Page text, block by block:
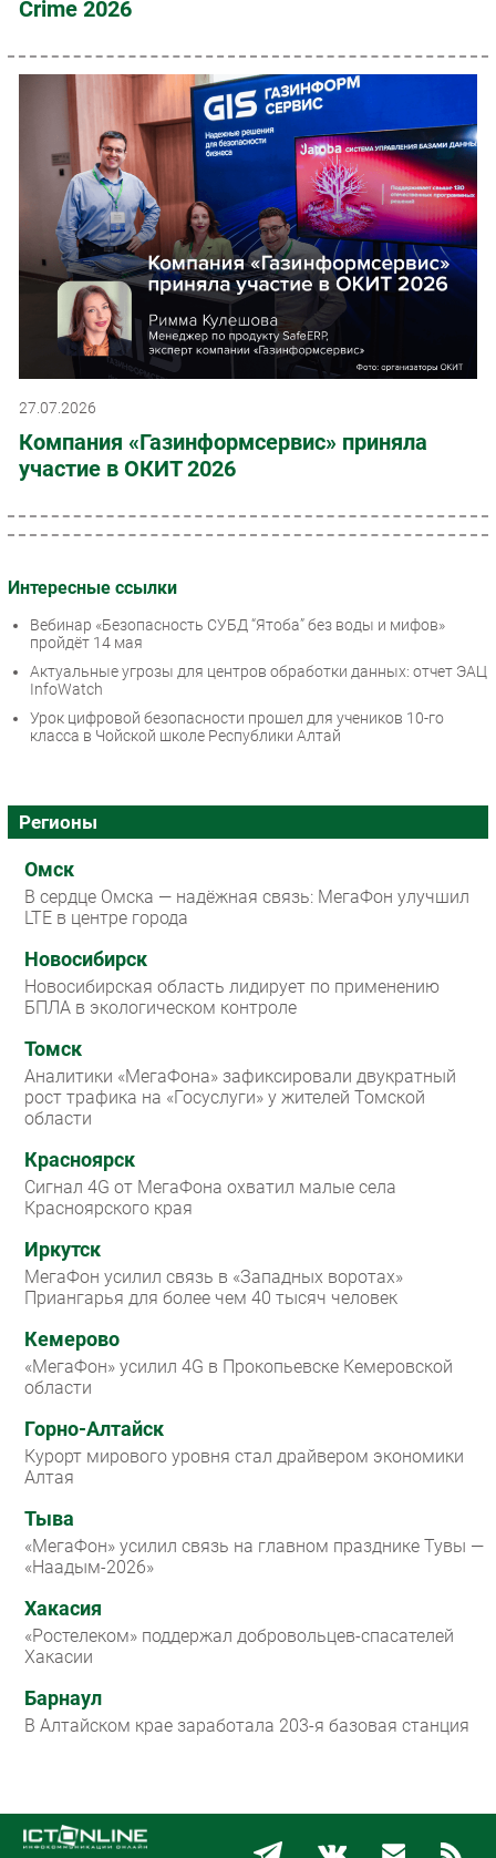
Crime 2026
27.07.2026
Компания «Газинформсервис» приняла
участие в ОКИТ 2026
Интересные ссылки
Вебинар «Безопасность СУБД “Ятоба” без воды и мифов»
пройдёт 14 мая
Актуальные угрозы для центров обработки данных: отчет ЭАЦ
InfoWatch
Урок цифровой безопасности прошел для учеников 10-го
класса в Чойской школе Республики Алтай
Регионы
Омск
В сердце Омска — надёжная связь: МегаФон улучшил
LTE в центре города
Новосибирск
Новосибирская область лидирует по применению
БПЛА в экологическом контроле
Томск
Аналитики «МегаФона» зафиксировали двукратный
рост трафика на «Госуслуги» у жителей Томской
области
Красноярск
Сигнал 4G от МегаФона охватил малые села
Красноярского края
Иркутск
МегаФон усилил связь в «Западных воротах»
Приангарья для более чем 40 тысяч человек
Кемерово
«МегаФон» усилил 4G в Прокопьевске Кемеровской
области
Горно-Алтайск
Курорт мирового уровня стал драйвером экономики
Алтая
Тыва
«МегаФон» усилил связь на главном празднике Тувы —
«Наадым-2026»
Хакасия
«Ростелеком» поддержал добровольцев-спасателей
Хакасии
Барнаул
В Алтайском крае заработала 203-я базовая станция